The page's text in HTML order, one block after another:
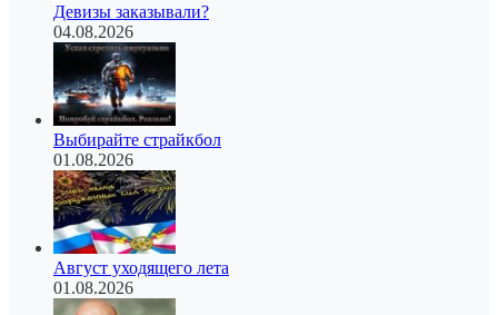
Девизы заказывали?
04.08.2026
Выбирайте страйкбол
01.08.2026
Август уходящего лета
01.08.2026